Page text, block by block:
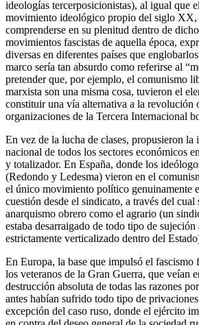
ideologías tercerposicionistas), al igual que
movimiento ideológico propio del siglo XX,
comprenderse en su plenitud dentro de
movimientos fascistas de aquella época,
diversas en diferentes países que
marco sería tan absurdo como referirse al
pretender que, por ejemplo, el comunismo
marxista son una misma cosa, tuvieron el
constituir una vía alternativa a la revolución
organizaciones de la Tercera Internacional
En vez de la lucha de clases, propusieron la
nacional de todos los sectores económicos
y totalizador. En España, donde los
(Redondo y Ledesma) vieron en el
el único movimiento político genuinamente
cuestión desde el sindicato, a través del cual
anarquismo obrero como el agrario (un
estaba desarraigado de todo tipo de sujeción
estrictamente verticalizado dentro del
En Europa, la base que impulsó el fascismo
los veteranos de la Gran Guerra, que veían
destrucción absoluta de todas las razones
antes habían sufrido todo tipo de
excepción del caso ruso, donde el ejército